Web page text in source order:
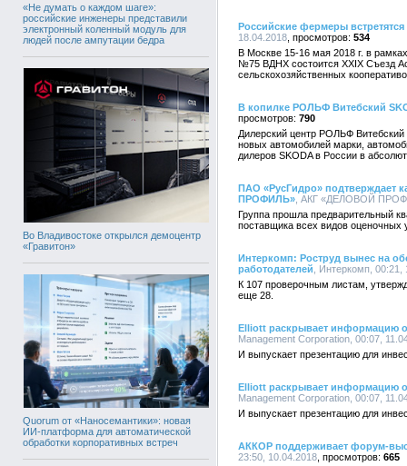
«Не думать о каждом шаге»:
российские инженеры представили
электронный коленный модуль для
людей после ампутации бедра
Во Владивостоке открылся демоцентр
«Гравитон»
Quorum от «Наносемантики»: новая
ИИ-платформа для автоматической
обработки корпоративных встреч
Российские фермеры
18.04.2018
534
В Москве 15-16 мая 2018 г. в
№75 ВДНХ состоится XXIX Съезд
сельскохозяйственных
В копилке РОЛЬФ Витебский
790
Дилерский центр РОЛЬФ Витебский
новых автомобилей марки,
дилеров SKODA в России в
ПАО «РусГидро» подтверждает
ПРОФИЛЬ» , АКГ «ДЕЛОВОЙ
Группа прошла предварительный
поставщика всех видов оценочных
Интеркомп: Роструд вынес на
работодателей , Интеркомп, 00:21,
К 107 проверочным листам,
еще 28.
Elliott раскрывает информацию
Management Corporation, 00:07,
И выпускает презентацию для
Elliott раскрывает информацию
Management Corporation, 00:07,
И выпускает презентацию для
АККОР поддерживает форум-
23:50, 10.04.2018
665